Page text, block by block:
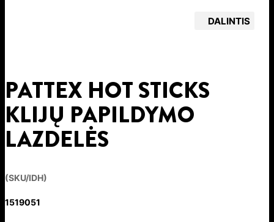
DALINTIS
PATTEX HOT STICKS
KLIJŲ PAPILDYMO
LAZDELĖS
(SKU/IDH)
1519051